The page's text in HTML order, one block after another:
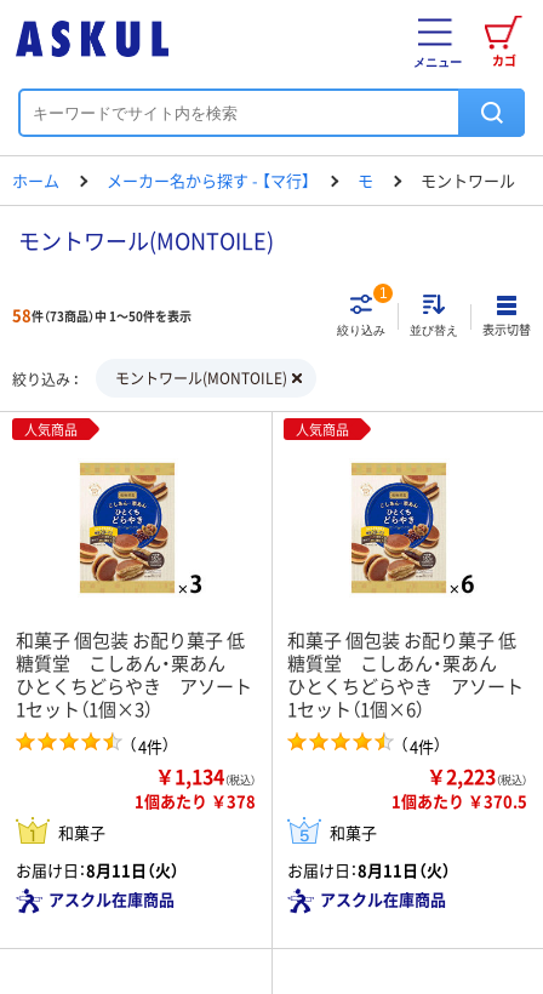
カゴ
メニュー
ホーム メーカー名から探す - 【マ行】 モ モントワール
モントワール(MONTOILE)
58件（73商品）中 1～50件を表示
絞り込み
1
並び替え 表示切替
絞り込み モントワール(MONTOILE)
人気商品
和菓子 個包装 お配り菓子 低
糖質堂 こしあん・栗あん
ひとくちどらやき アソート
1セット（1個×3）
（4件）
￥1,134（税込）
1個あたり ￥378
和菓子
お届け日：8月11日（火）
アスクル在庫商品
人気商品
和菓子 個包装 お配り菓子 低
糖質堂 こしあん・栗あん
ひとくちどらやき アソート
1セット（1個×6）
（4件）
￥2,223（税込）
1個あたり ￥370.5
和菓子
お届け日：8月11日（火）
アスクル在庫商品